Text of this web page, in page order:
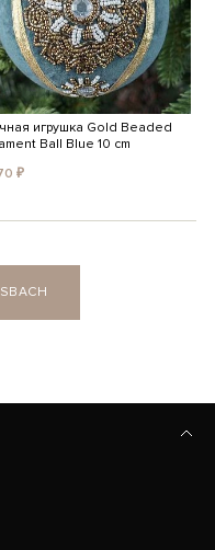
игрушка Gold Beaded
Ball Blue 10 cm
₽